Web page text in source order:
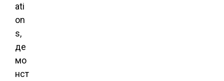
ati
on
s,
де
мо
нст